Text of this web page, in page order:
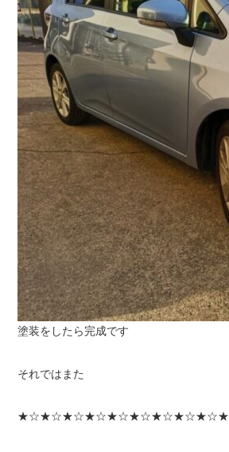
塗装をしたら完成です
それではまた